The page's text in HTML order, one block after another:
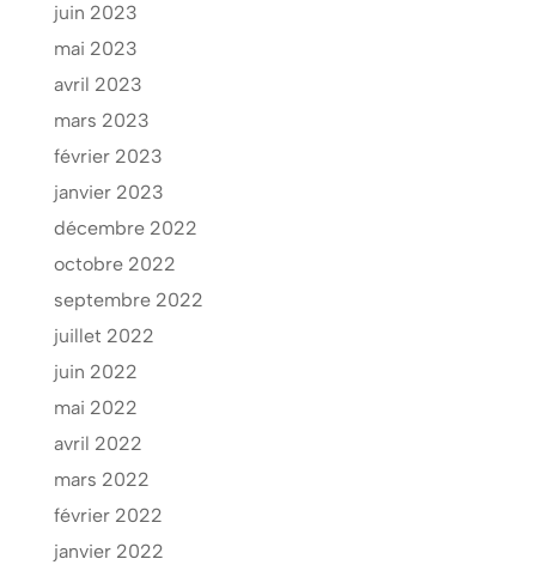
juin 2023
mai 2023
avril 2023
mars 2023
février 2023
janvier 2023
décembre 2022
octobre 2022
septembre 2022
juillet 2022
juin 2022
mai 2022
avril 2022
mars 2022
février 2022
janvier 2022